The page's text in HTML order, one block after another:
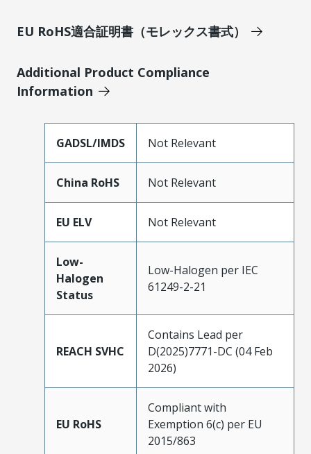
EU RoHS適合証明書（モレックス書式）
Additional Product Compliance
Information
GADSL/IMDS Not Relevant
China RoHS Not Relevant
EU ELV Not Relevant
Low-
Halogen
Status
Low-Halogen per IEC
61249-2-21
REACH SVHC
Contains Lead per
D(2025)7771-DC (04 Feb
2026)
EU RoHS
Compliant with
Exemption 6(c) per EU
2015/863